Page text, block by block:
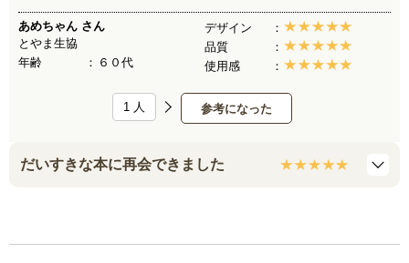
あめちゃん さん
とやま生協
年齢
６０代
デザイン
品質
使用感
参考になった
1 人
だいすきな本に再会できました